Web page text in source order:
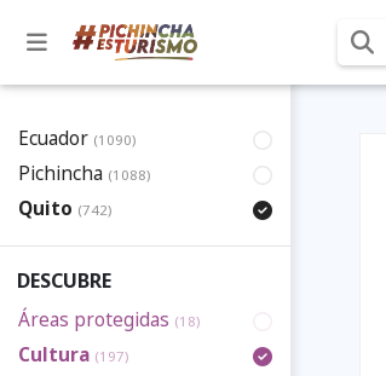
Ecuador (1090)
Pichincha (1088)
Quito (742)
DESCUBRE
Áreas protegidas (18)
Cultura (197)